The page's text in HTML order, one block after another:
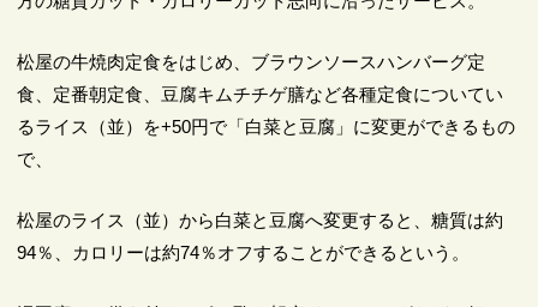
松屋の牛焼肉定食をはじめ、ブラウンソースハンバーグ定
食、定番朝定食、豆腐キムチチゲ膳など各種定食についてい
るライス（並）を+50円で「白菜と豆腐」に変更ができるもの
で、
松屋のライス（並）から白菜と豆腐へ変更すると、糖質は約
94％、カロリーは約74％オフすることができるという。